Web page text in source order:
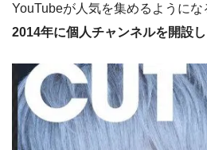
YouTubeが人気を集めるようにな
2014年に個人チャンネルを開設し